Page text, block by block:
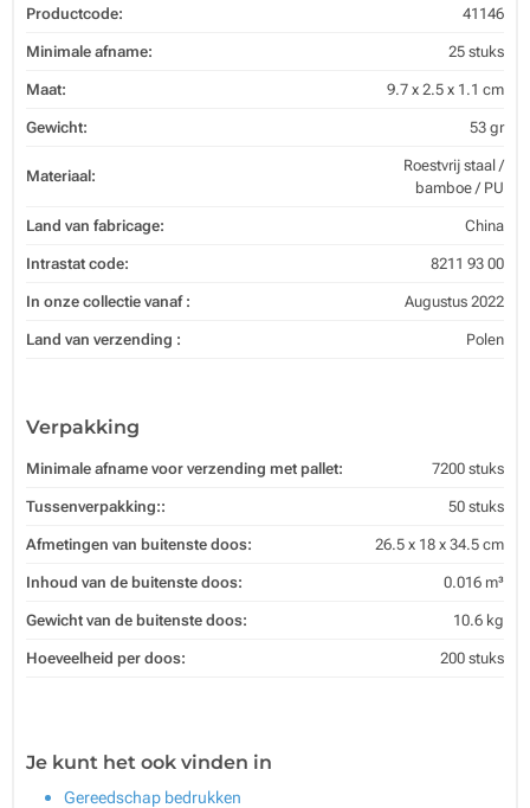
Productcode: 41146
Minimale afname: 25 stuks
Maat: 9.7 x 2.5 x 1.1 cm
Gewicht: 53 gr
Materiaal:
Roestvrij staal /
bamboe / PU
Land van fabricage: China
Intrastat code: 8211 93 00
In onze collectie vanaf : Augustus 2022
Land van verzending : Polen
Verpakking
Minimale afname voor verzending met pallet: 7200 stuks
Tussenverpakking:: 50 stuks
Afmetingen van buitenste doos: 26.5 x 18 x 34.5 cm
Inhoud van de buitenste doos: 0.016 m³
Gewicht van de buitenste doos: 10.6 kg
Hoeveelheid per doos: 200 stuks
Je kunt het ook vinden in
Gereedschap bedrukken